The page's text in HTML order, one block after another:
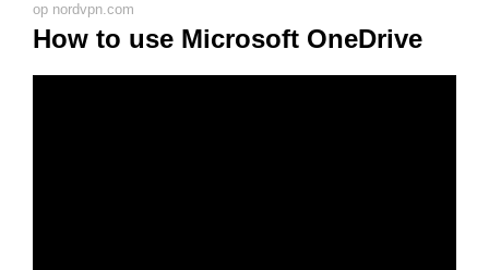
op nordvpn.com
How to use Microsoft OneDrive